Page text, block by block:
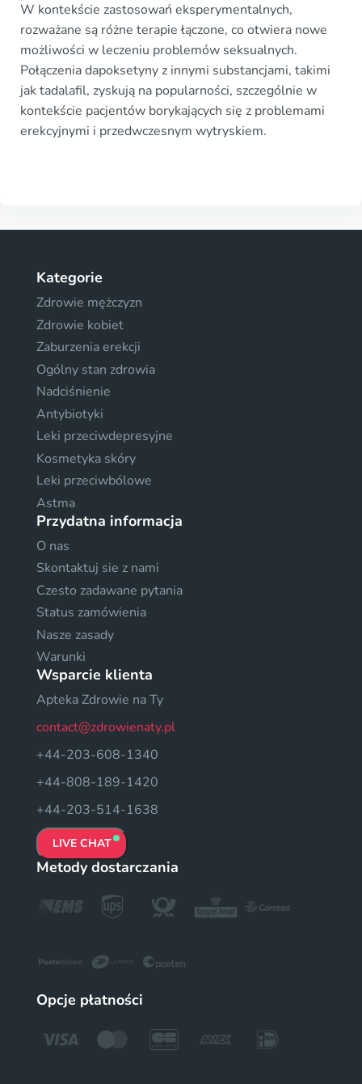
W kontekście zastosowań eksperymentalnych,
rozważane są różne terapie łączone, co otwiera nowe
możliwości w leczeniu problemów seksualnych.
Połączenia dapoksetyny z innymi substancjami, takimi
jak tadalafil, zyskują na popularności, szczególnie w
kontekście pacjentów borykających się z problemami
erekcyjnymi i przedwczesnym wytryskiem.
Kategorie
Zdrowie mężczyzn
Zdrowie kobiet
Zaburzenia erekcji
Ogólny stan zdrowia
Nadciśnienie
Antybiotyki
Leki przeciwdepresyjne
Kosmetyka skóry
Leki przeciwbólowe
Astma
Przydatna informacja
O nas
Skontaktuj sie z nami
Czesto zadawane pytania
Status zamówienia
Nasze zasady
Warunki
Wsparcie klienta
Apteka Zdrowie na Ty
contact@zdrowienaty.pl
+44-203-608-1340
+44-808-189-1420
+44-203-514-1638
LIVE CHAT
Metody dostarczania
Opcje płatności